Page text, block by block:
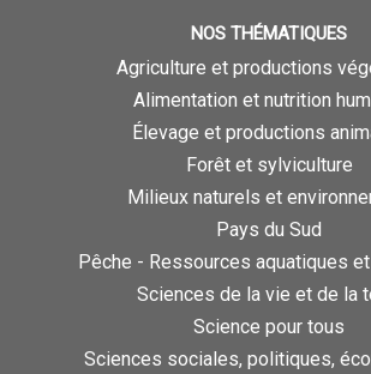
NOS THÉMATIQUES
Agriculture et productions
Alimentation et nutrition
Élevage et productions
Forêt et sylviculture
Milieux naturels et
Pays du Sud
Pêche - Ressources aquatiques
Sciences de la vie et de la
Science pour tous
Sciences sociales, politiques,